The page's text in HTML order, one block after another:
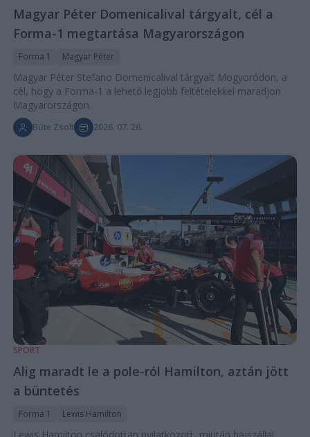
Magyar Péter Domenicalival tárgyalt, cél a
Forma-1 megtartása Magyarországon
Forma 1 Magyar Péter
Magyar Péter Stefano Domenicalival tárgyalt Mogyoródon, a
cél, hogy a Forma-1 a lehető legjobb feltételekkel maradjon
Magyarországon.
Bűte Zsolt 2026. 07. 26.
SPORT
Alig maradt le a pole-ról Hamilton, aztán jött
a büntetés
Forma 1 Lewis Hamilton